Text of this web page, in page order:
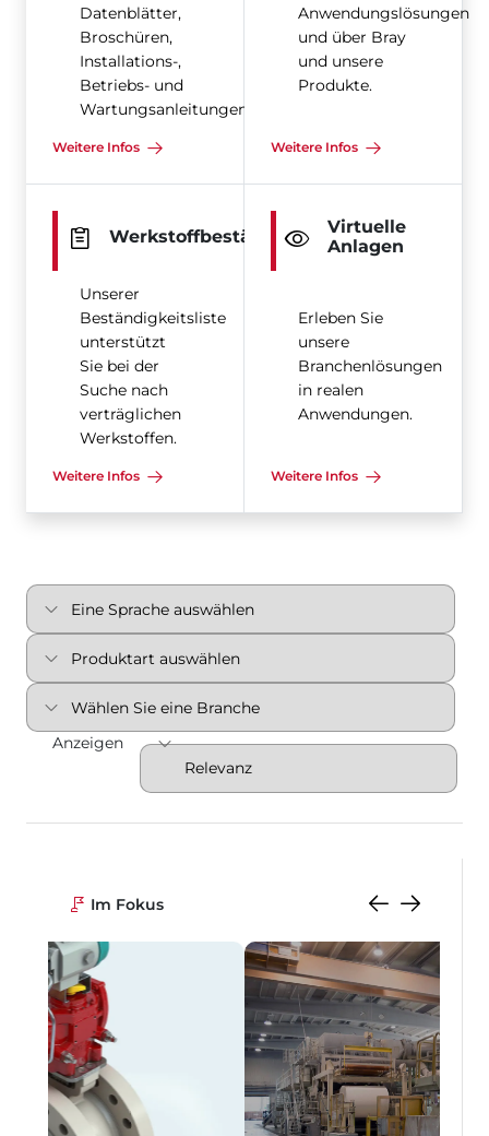
Datenblätter,
Broschüren,
Installations-,
Betriebs- und
Wartungsanleitungen
Weitere Infos
Anwendungslösungen
und über Bray
und unsere
Produkte.
Weitere Infos
Werkstoffbeständigkeit
Unserer
Beständigkeitsliste
unterstützt
Sie bei der
Suche nach
verträglichen
Werkstoffen.
Weitere Infos
Virtuelle
Anlagen
Erleben Sie
unsere
Branchenlösungen
in realen
Anwendungen.
Weitere Infos
Anzeigen
Im Fokus